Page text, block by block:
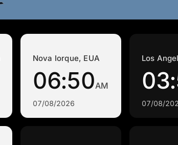
Nova Iorque, EUA
06:50AM
07/08/2026
Los
07/08/